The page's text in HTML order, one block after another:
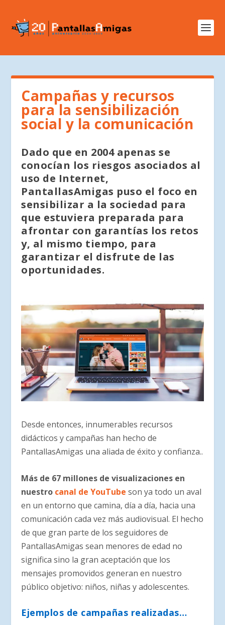
Campañas y recursos
para la sensibilización
social y la comunicación
Dado que en 2004 apenas se
conocían los riesgos asociados al
uso de Internet,
PantallasAmigas puso el foco en
sensibilizar a la sociedad para
que estuviera preparada para
afrontar con garantías los retos
y, al mismo tiempo, para
garantizar el disfrute de las
oportunidades.
Desde entonces, innumerables recursos
didácticos y campañas han hecho de
PantallasAmigas una aliada de éxito y confianza..
Más de 67 millones de visualizaciones en
nuestro canal de YouTube son ya todo un aval
en un entorno que camina, día a día, hacia una
comunicación cada vez más audiovisual. El hecho
de que gran parte de los seguidores de
PantallasAmigas sean menores de edad no
significa sino la gran aceptación que los
mensajes promovidos generan en nuestro
público objetivo: niños, niñas y adolescentes.
Ejemplos de campañas realizadas…